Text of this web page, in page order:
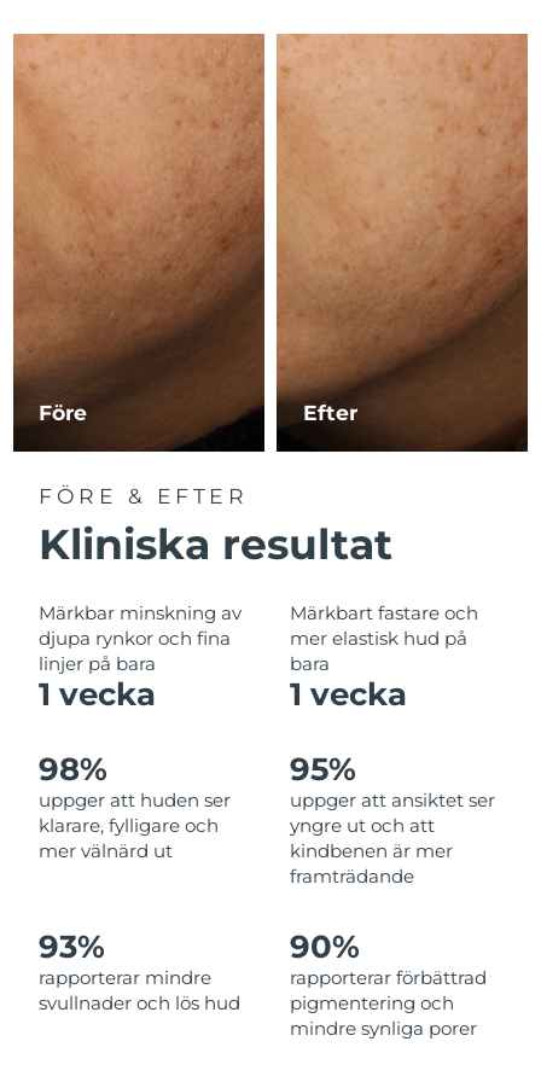
Före Efter
FÖRE & EFTER
Kliniska resultat
Märkbar minskning av
djupa rynkor och fina
linjer på bara
1 vecka
Märkbart fastare och
mer elastisk hud på
bara
1 vecka
98%
uppger att huden ser
klarare, fylligare och
mer välnärd ut
95%
uppger att ansiktet ser
yngre ut och att
kindbenen är mer
framträdande
93%
rapporterar mindre
svullnader och lös hud
90%
rapporterar förbättrad
pigmentering och
mindre synliga porer
Macao SAR Förväntad leverans8/13/26
Malaysia Förväntad leverans 8/14/26
Malta Förväntad leverans 8/11/26
Mexiko Förväntad leverans8/15/26
Monaco Förväntad leverans 8/12/26
Nederländerna Förväntad leverans8/11/26
Nya Zeeland Förväntad leverans
Norge Förväntad leverans8/11/26
Oman
Filippinerna Förväntad leverans
Polen Förväntad leverans 8/12/26
Portugal Förväntad leverans
Qatar Förväntad leverans 8/12/26
Réunion Förväntad leverans8/16/26
Ryssland Förväntad leverans
Förväntad leverans